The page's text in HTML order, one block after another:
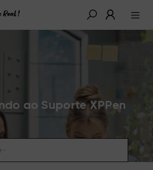
ao Suporte XPPen